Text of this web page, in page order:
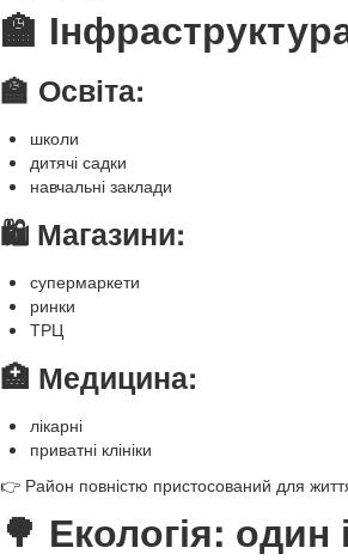
🏫
🏫 Освіта:
школи
дитячі садки
навчальні заклади
🛍️ Магазини:
супермаркети
ринки
ТРЦ
🏥 Медицина:
лікарні
приватні клініки
👉 Район повністю пристосований для
🌳 Екологія: